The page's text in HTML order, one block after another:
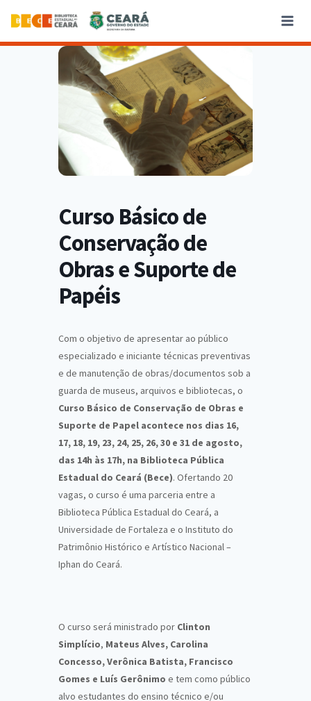
Curso Básico de
Conservação de
Obras e Suporte de
Papéis
Com o objetivo de apresentar ao público
especializado e iniciante técnicas preventivas
e de manutenção de obras/documentos sob a
guarda de museus, arquivos e bibliotecas, o
Curso Básico de Conservação de Obras e
Suporte de Papel acontece nos dias 16,
17, 18, 19, 23, 24, 25, 26, 30 e 31 de agosto,
das 14h às 17h, na Biblioteca Pública
Estadual do Ceará (Bece). Ofertando 20
vagas, o curso é uma parceria entre a
Biblioteca Pública Estadual do Ceará, a
Universidade de Fortaleza e o Instituto do
Patrimônio Histórico e Artístico Nacional –
Iphan do Ceará.
O curso será ministrado por Clinton
Simplício, Mateus Alves, Carolina
Concesso, Verônica Batista, Francisco
Gomes e Luís Gerônimo e tem como público
alvo estudantes do ensino técnico e/ou